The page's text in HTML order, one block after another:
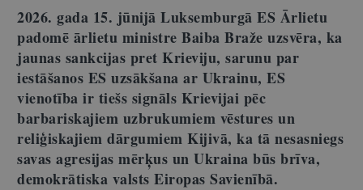
2026. gada 15. jūnijā Luksemburgā ES Ārlietu
padomē ārlietu ministre Baiba Braže uzsvēra, ka
jaunas sankcijas pret Krieviju, sarunu par
iestāšanos ES uzsākšana ar Ukrainu, ES
vienotība ir tiešs signāls Krievijai pēc
barbariskajiem uzbrukumiem vēstures un
reliģiskajiem dārgumiem Kijivā, ka tā nesasniegs
savas agresijas mērķus un Ukraina būs brīva,
demokrātiska valsts Eiropas Savienībā.